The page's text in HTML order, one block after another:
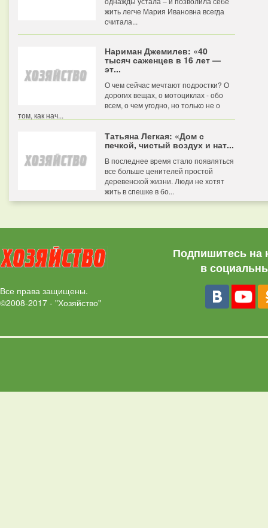
жить легче Мария Ивановна всегда
считала...
Нариман Джемилев: «40
тысяч саженцев в 16 лет —
эт...
О чем сейчас мечтают подростки? О
дорогих вещах, о мотоциклах - обо
всем, о чем угодно, но только не о
том, как нач...
Татьяна Легкая: «Дом с
печкой, чистый воздух и нат...
В последнее время стало появляться
все больше ценителей простой
деревенской жизни. Люди не хотят
жить в спешке в бо...
Все права защищены.
©2008-2017 - "Хозяйство"
Подпишитесь на
в